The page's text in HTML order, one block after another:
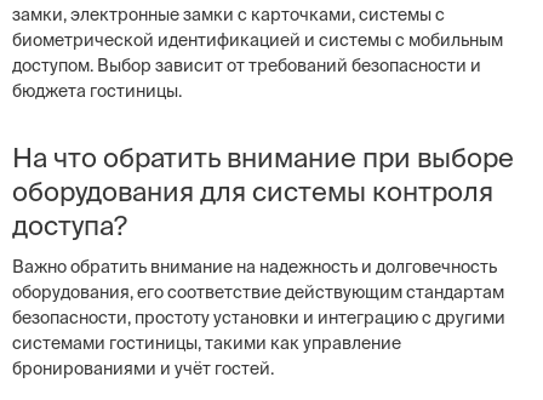
замки, электронные замки с карточками, системы с
биометрической идентификацией и системы с мобильным
доступом. Выбор зависит от требований безопасности и
бюджета гостиницы.
На что обратить внимание при выборе
оборудования для системы контроля
доступа?
Важно обратить внимание на надежность и долговечность
оборудования, его соответствие действующим стандартам
безопасности, простоту установки и интеграцию с другими
системами гостиницы, такими как управление
бронированиями и учёт гостей.